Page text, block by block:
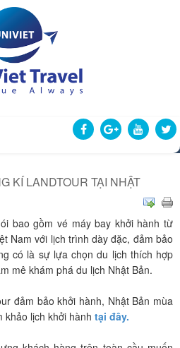
KÍ LANDTOUR TẠI NHẬT
bao gồm vé máy bay khởi hành từ
Nam với lịch trình dày đặc, đảm bảo
có là sự lựa chọn du lịch thích hợp
mê khám phá du lịch Nhật Bản.
đảm bảo khởi hành, Nhật Bản mùa
khảo lịch khởi hành tại đây.